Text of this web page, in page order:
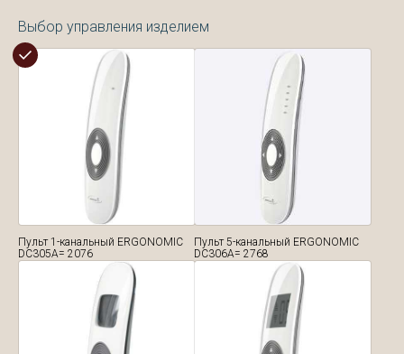
Выбор управления изделием
Пульт 1-канальный ERGONOMIC
DC305A= 2076
Пульт 5-канальный ERGONOMIC
DC306A= 2768